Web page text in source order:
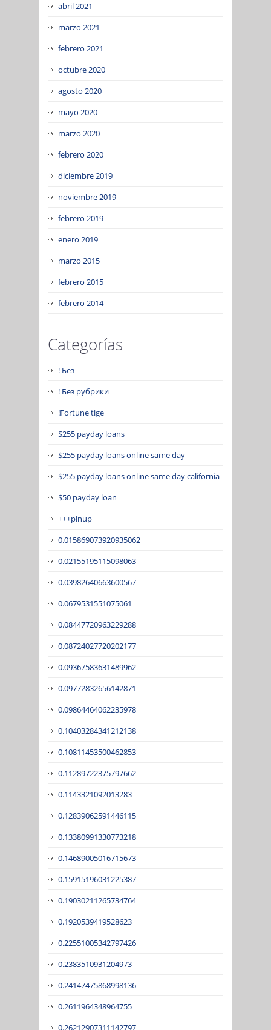
abril 2021
marzo 2021
febrero 2021
octubre 2020
agosto 2020
mayo 2020
marzo 2020
febrero 2020
diciembre 2019
noviembre 2019
febrero 2019
enero 2019
marzo 2015
febrero 2015
febrero 2014
Categorías
! Без
! Без рубрики
!Fortune tige
$255 payday loans
$255 payday loans online same day
$255 payday loans online same day california
$50 payday loan
+++pinup
0.015869073920935062
0.02155195115098063
0.03982640663600567
0.0679531551075061
0.08447720963229288
0.08724027720202177
0.09367583631489962
0.09772832656142871
0.09864464062235978
0.10403284341212138
0.10811453500462853
0.11289722375797662
0.1143321092013283
0.12839062591446115
0.13380991330773218
0.14689005016715673
0.15915196031225387
0.19030211265734764
0.1920539419528623
0.22551005342797426
0.2383510931204973
0.24147475868998136
0.2611964348964755
0.26212907311142797